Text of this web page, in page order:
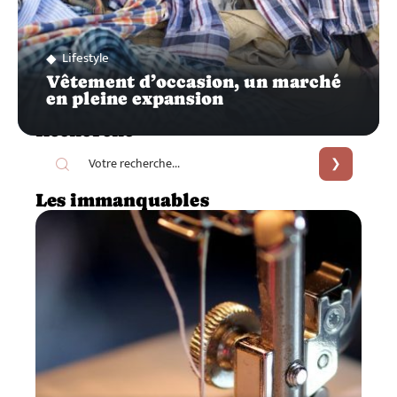
Lifestyle
Vêtement d’occasion, un marché
en pleine expansion
Recherche
Les immanquables